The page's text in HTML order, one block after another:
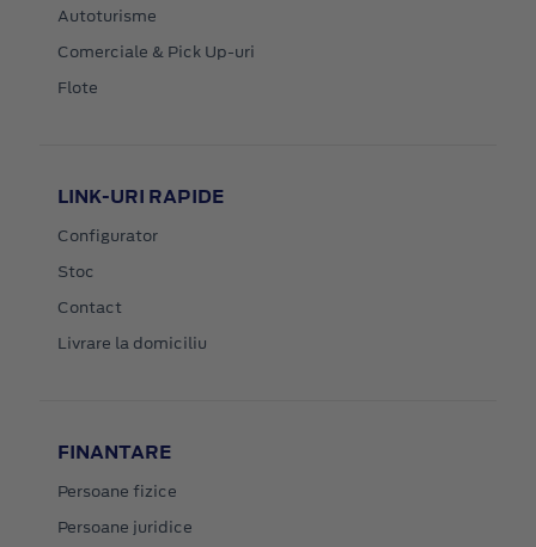
Autoturisme
Comerciale & Pick Up-uri
Flote
LINK-URI RAPIDE
Configurator
Stoc
Contact
Livrare la domiciliu
FINANTARE
Persoane fizice
Persoane juridice